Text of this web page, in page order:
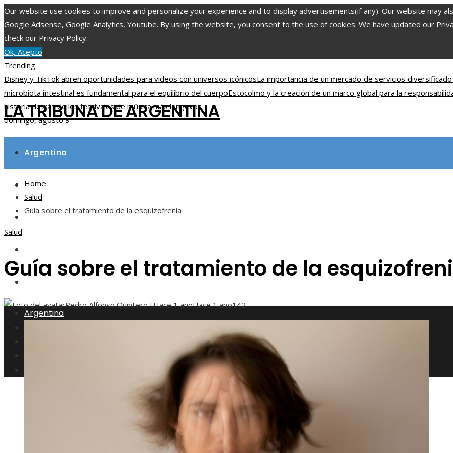
Our website use cookies to improve and personalize your experience and to display advertisements(if any). Our website may
Google Adsense, Google Analytics, Youtube. By using the website, you consent to the use of cookies. We have updated our
check our Privacy Policy.
Ok, Acepto
Trending
Disney y TikTok abren oportunidades para videos con universos icónicosLa importancia de un mercado de servicios
microbiota intestinal es fundamental para el equilibrio del cuerpoEstocolmo y la creación de un marco global para la
historia detrás de los festivales de música más longevos
domingo, agosto 9
LA TRIBUNA DE ARGENTINA
Argentina
Inversiones y negocios
Ciencia y tecnología
Argentina
Home
Salud
Guía sobre el tratamiento de la esquizofrenia
Salud
Guía sobre el tratamiento de la
Pedro Alfonso Quintero J.Hace 1 añoHace 1 año142